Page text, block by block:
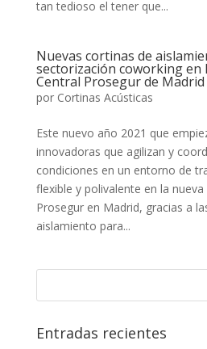
tan tedioso el tener que...
Nuevas cortinas de
sectorización coworking en
Central Prosegur de Madrid
por Cortinas Acústicas
Este nuevo año 2021 que
innovadoras que agilizan y
condiciones en un entorno de
flexible y polivalente en la nueva
Prosegur en Madrid, gracias a
aislamiento para...
Entradas recientes